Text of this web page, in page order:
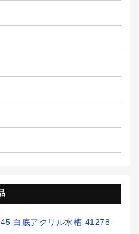
白底アクリル水槽 41278-